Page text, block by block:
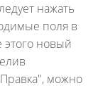
нажать
поля в
этого новый
можно